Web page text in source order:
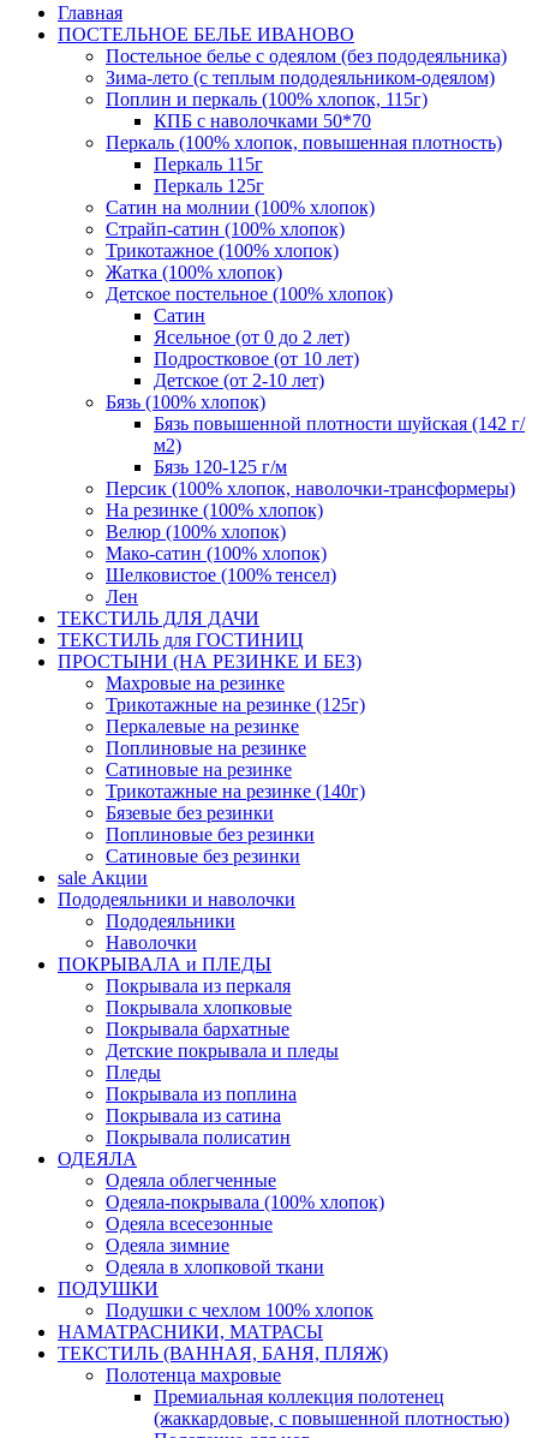
Главная
ПОСТЕЛЬНОE БЕЛЬE ИВАНОВО
Постельное белье с одеялом (без пододеяльника)
Зима-лето (с теплым пододеяльником-одеялом)
Поплин и перкаль (100% хлопок, 115г)
КПБ с наволочками 50*70
Перкаль (100% хлопок, повышенная плотность)
Перкаль 115г
Перкаль 125г
Сатин на молнии (100% хлопок)
Страйп-сатин (100% хлопок)
Трикотажное (100% хлопок)
Жатка (100% хлопок)
Детское постельное (100% хлопок)
Сатин
Ясельное (от 0 до 2 лет)
Подростковое (от 10 лет)
Детское (от 2-10 лет)
Бязь (100% хлопок)
Бязь повышенной плотности шуйская (142 г/
м2)
Бязь 120-125 г/м
Персик (100% хлопок, наволочки-трансформеры)
На резинке (100% хлопок)
Велюр (100% хлопок)
Мако-сатин (100% хлопок)
Шелковистое (100% тенсел)
Лен
ТЕКСТИЛЬ ДЛЯ ДАЧИ
ТЕКСТИЛЬ для ГОСТИНИЦ
ПРОСТЫНИ (НА РЕЗИНКЕ И БЕЗ)
Махровые на резинке
Трикотажные на резинке (125г)
Перкалевые на резинке
Поплиновые на резинке
Сатиновые на резинке
Трикотажные на резинке (140г)
Бязевые без резинки
Поплиновые без резинки
Сатиновые без резинки
sale Акции
Пододеяльники и наволочки
Пододеяльники
Наволочки
ПОКРЫВАЛА и ПЛЕДЫ
Покрывала из перкаля
Покрывала хлопковые
Покрывала бархатные
Детские покрывала и пледы
Пледы
Покрывала из поплина
Покрывала из сатина
Покрывала полисатин
ОДЕЯЛА
Одеяла облегченные
Одеяла-покрывала (100% хлопок)
Одеяла всесезонные
Одеяла зимние
Одеяла в хлопковой ткани
ПОДУШКИ
Подушки с чехлом 100% хлопок
НАМАТРАСНИКИ, МАТРАСЫ
ТЕКСТИЛЬ (ВАННАЯ, БАНЯ, ПЛЯЖ)
Полотенца махровые
Премиальная коллекция полотенец
(жаккардовые, с повышенной плотностью)